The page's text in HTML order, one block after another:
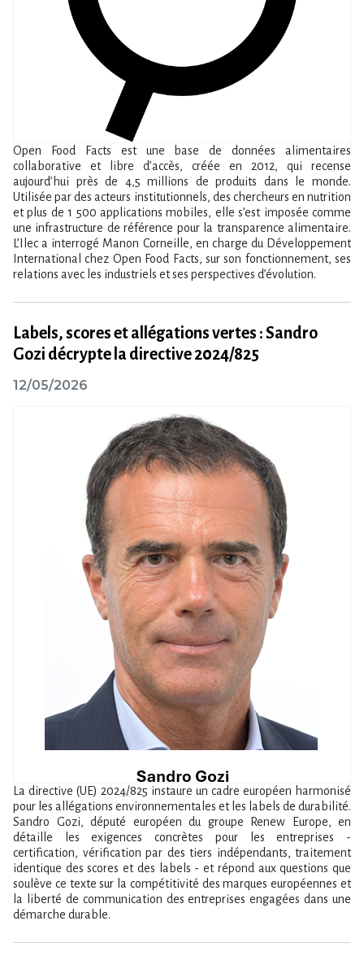
Open Food Facts est une base de données alimentaires
collaborative et libre d’accès, créée en 2012, qui recense
aujourd’hui près de 4,5 millions de produits dans le monde.
Utilisée par des acteurs institutionnels, des chercheurs en nutrition
et plus de 1 500 applications mobiles, elle s’est imposée comme
une infrastructure de référence pour la transparence alimentaire.
L’Ilec a interrogé Manon Corneille, en charge du Développement
International chez Open Food Facts, sur son fonctionnement, ses
relations avec les industriels et ses perspectives d’évolution.
Labels, scores et allégations vertes : Sandro
Gozi décrypte la directive 2024/825
12/05/2026
La directive (UE) 2024/825 instaure un cadre européen harmonisé
pour les allégations environnementales et les labels de durabilité.
Sandro Gozi, député européen du groupe Renew Europe, en
détaille les exigences concrètes pour les entreprises -
certification, vérification par des tiers indépendants, traitement
identique des scores et des labels - et répond aux questions que
soulève ce texte sur la compétitivité des marques européennes et
la liberté de communication des entreprises engagées dans une
démarche durable.